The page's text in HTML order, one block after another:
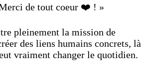
de tout coeur ❤️ ! »
pleinement la mission de
des liens humains concrets, là
vraiment changer le quotidien.